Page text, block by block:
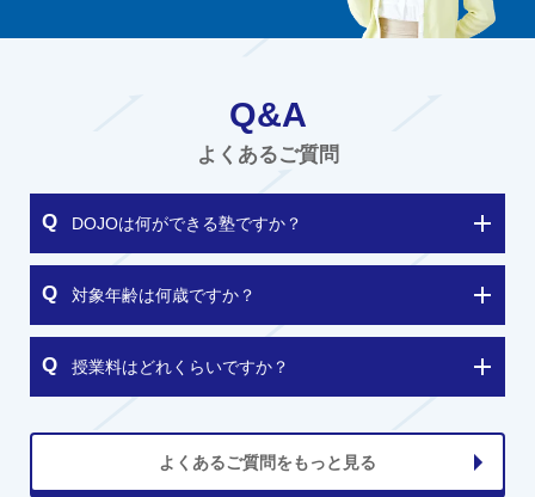
Q&A
よくあるご質問
DOJOは何ができる塾ですか？
対象年齢は何歳ですか？
授業料はどれくらいですか？
よくあるご質問をもっと見る